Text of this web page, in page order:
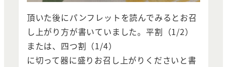
頂いた後にパンフレットを読んでみるとお召
し上がり方が書いていました。平割（1/2）
または、四つ割（1/4）
に切って器に盛りお召し上がりくださいと書